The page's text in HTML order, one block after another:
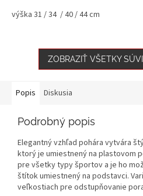
výška 31 / 34 / 40 / 44 cm
ZOBRAZIŤ VŠETKY
Popis Diskusia
Podrobný popis
Elegantný vzhľad pohára vytvára
ktorý je umiestnený na plastovom
pre všetky typy športov a je ho
štítok umiestnený na podstavci.
veľkostiach pre odstupňovanie